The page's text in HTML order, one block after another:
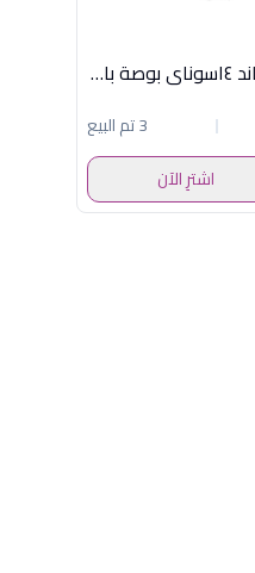
مروحة ستاند ١٤سوناي بوصة بالريموت - 70 وات، 3 اوضاع سرعة، تايمر يصل الى 120 دقيقة - MAR-4014RT
3 تم البيع
اشترِ الآن